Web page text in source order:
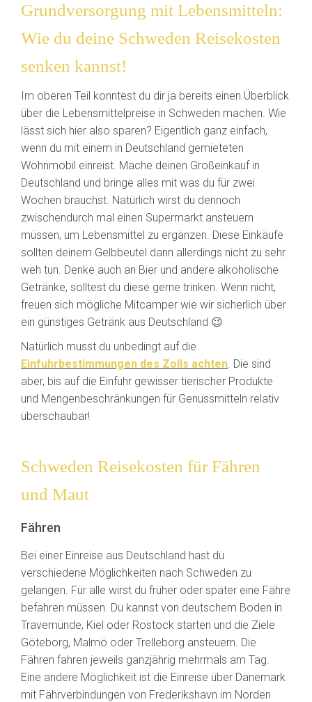
Grundversorgung mit Lebensmitteln:
Wie du deine Schweden Reisekosten
senken kannst!
Im oberen Teil konntest du dir ja bereits einen Überblick
über die Lebensmittelpreise in Schweden machen. Wie
lässt sich hier also sparen? Eigentlich ganz einfach,
wenn du mit einem in Deutschland gemieteten
Wohnmobil einreist. Mache deinen Großeinkauf in
Deutschland und bringe alles mit was du für zwei
Wochen brauchst. Natürlich wirst du dennoch
zwischendurch mal einen Supermarkt ansteuern
müssen, um Lebensmittel zu ergänzen. Diese Einkäufe
sollten deinem Gelbbeutel dann allerdings nicht zu sehr
weh tun. Denke auch an Bier und andere alkoholische
Getränke, solltest du diese gerne trinken. Wenn nicht,
freuen sich mögliche Mitcamper wie wir sicherlich über
ein günstiges Getränk aus Deutschland 😉
Natürlich musst du unbedingt auf die
Einfuhrbestimmungen des Zolls achten. Die sind
aber, bis auf die Einfuhr gewisser tierischer Produkte
und Mengenbeschränkungen für Genussmitteln relativ
überschaubar!
Schweden Reisekosten für Fähren
und Maut
Fähren
Bei einer Einreise aus Deutschland hast du
verschiedene Möglichkeiten nach Schweden zu
gelangen. Für alle wirst du früher oder später eine Fähre
befahren müssen. Du kannst von deutschem Boden in
Travemünde, Kiel oder Rostock starten und die Ziele
Göteborg, Malmö oder Trelleborg ansteuern. Die
Fähren fahren jeweils ganzjährig mehrmals am Tag.
Eine andere Möglichkeit ist die Einreise über Dänemark
mit Fährverbindungen von Frederikshavn im Norden